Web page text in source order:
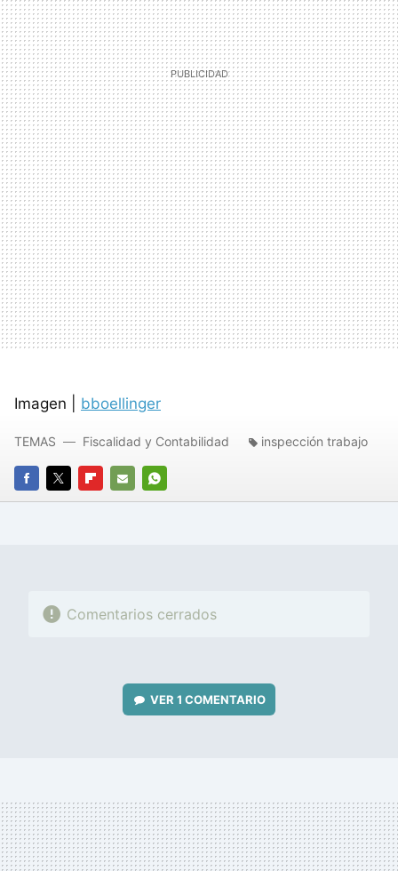
Imagen | bboellinger
FACEBOOK
TWITTERFLIPBOARD
E-
WHATSAPP
TEMAS Fiscalidad y Contabilidad inspección trabajo
Comentarios cerrados
VER 1 COMENTARIO